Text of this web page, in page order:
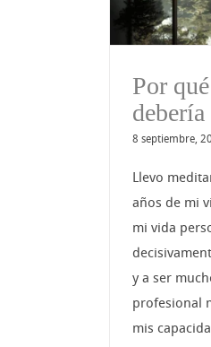
Por
8 septiembre,
Llevo
años de mi
mi vida
y a ser
profesional
mis